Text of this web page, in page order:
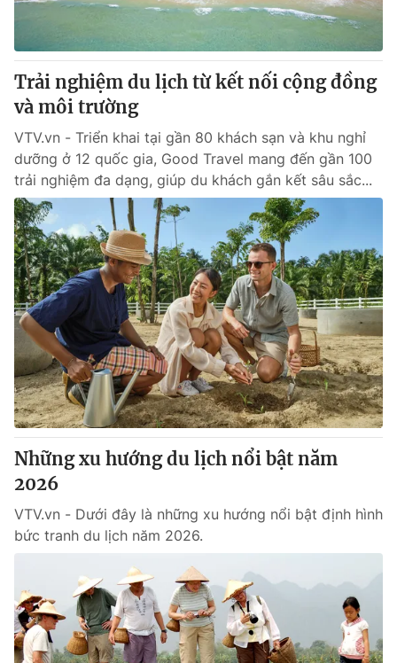
Trải nghiệm du lịch từ kết nối cộng đồng
và môi trường
VTV.vn - Triển khai tại gần 80 khách sạn và khu nghỉ
dưỡng ở 12 quốc gia, Good Travel mang đến gần 100
trải nghiệm đa dạng, giúp du khách gắn kết sâu sắc...
Những xu hướng du lịch nổi bật năm
2026
VTV.vn - Dưới đây là những xu hướng nổi bật định hình
bức tranh du lịch năm 2026.